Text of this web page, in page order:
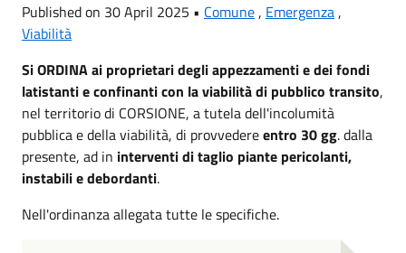
Published on 30 April 2025 • Comune, Emergenza,
Viabilità
Si ORDINA ai proprietari degli appezzamenti e dei fondi
latistanti e confinanti con la viabilità di pubblico transito,
nel territorio di CORSIONE, a tutela dell'incolumità
pubblica e della viabilità, di provvedereentro 30 gg. dalla
presente, ad in interventi di taglio piante pericolanti,
instabili e debordanti.
Nell'ordinanza allegata tutte le specifiche.